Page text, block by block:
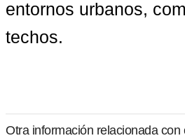
entornos urbanos,
techos.
Otra información relacionada con